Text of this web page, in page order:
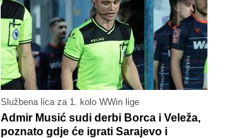
Službena lica za 1. kolo WWin lige
Admir Musić sudi derbi Borca i Veleža,
poznato gdje će igrati Sarajevo i